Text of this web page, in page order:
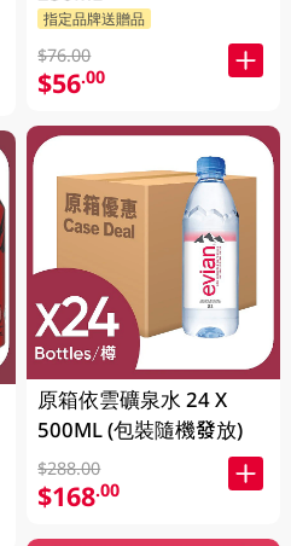
指定品牌送贈品
$76.00
$56.00
原箱依雲礦泉水 24 X
500ML (包裝隨機發放)
$288.00
$168.00